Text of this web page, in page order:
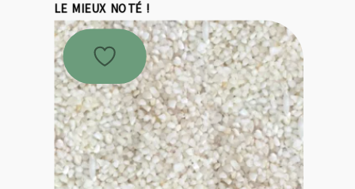
LE MIEUX NOTÉ !